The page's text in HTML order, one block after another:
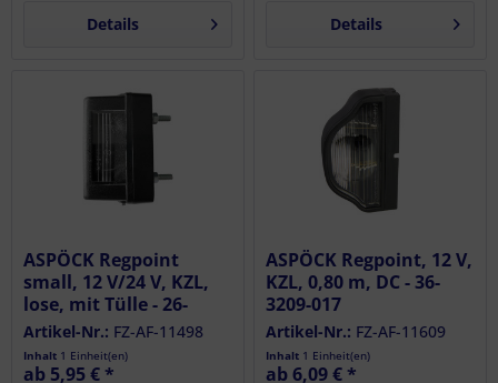
Details Details
ASPÖCK Regpoint
small, 12 V/24 V, KZL,
lose, mit Tülle - 26-
1200-007
Artikel-Nr.: FZ-AF-11498
Inhalt 1 Einheit(en)
ab 5,95 € *
ASPÖCK Regpoint, 12 V,
KZL, 0,80 m, DC - 36-
3209-017
Artikel-Nr.: FZ-AF-11609
Inhalt 1 Einheit(en)
ab 6,09 € *